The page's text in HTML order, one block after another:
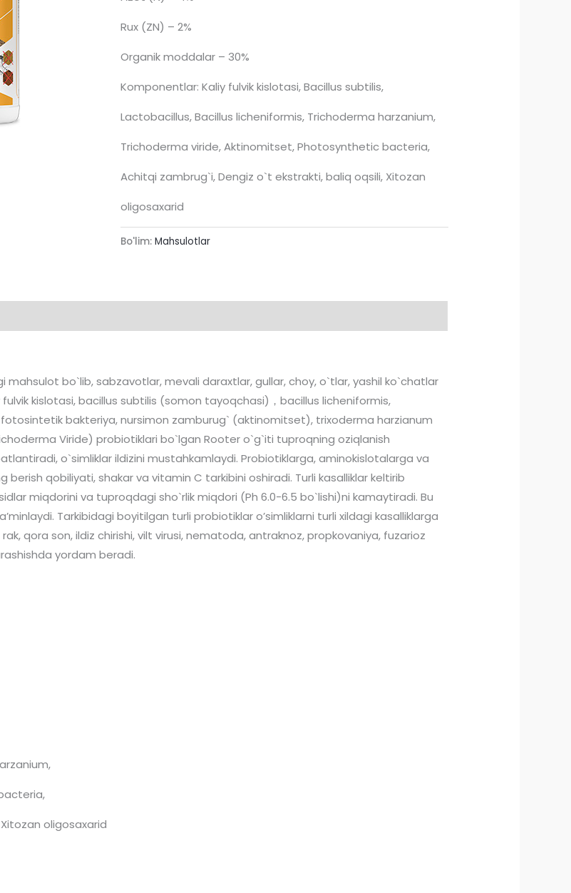
Rux (ZN) – 2%
Organik moddalar – 30%
Komponentlar: Kaliy fulvik kislotasi, Bacillus subtilis,
Lactobacillus, Bacillus licheniformis, Trichoderma harzanium,
Trichoderma viride, Aktinomitset, Photosynthetic bacteria,
Achitqi zambrug`i, Dengiz o`t ekstrakti, baliq oqsili, Xitozan
oligosaxarid
Bo'lim: Mahsulotlar
mahsulot bo`lib, sabzavotlar, mevali daraxtlar, gullar, choy, o`tlar, yashil ko`chatlar
kislotasi, bacillus subtilis (somon tayoqchasi)，bacillus licheniformis,
bakteriya, nursimon zamburug` (aktinomitset), trixoderma harzianum
Viride) probiotiklari bo`lgan Rooter o`g`iti tuproqning oziqlanish
o`simliklar ildizini mustahkamlaydi. Probiotiklarga, aminokislotalarga va
qobiliyati, shakar va vitamin C tarkibini oshiradi. Turli kasalliklar keltirib
miqdorini va tuproqdagi sho`rlik miqdori (Ph 6.0-6.5 bo`lishi)ni kamaytiradi. Bu
Tarkibidagi boyitilgan turli probiotiklar oʼsimliklarni turli xildagi kasalliklarga
qora son, ildiz chirishi, vilt virusi, nematoda, antraknoz, propkovaniya, fuzarioz
yordam beradi.
oligosaxarid